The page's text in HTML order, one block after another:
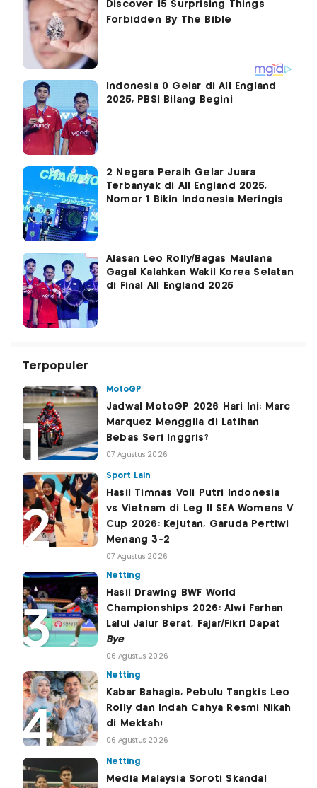
Indonesia 0 Gelar di All England
2025, PBSI Bilang Begini
2 Negara Peraih Gelar Juara
Terbanyak di All England 2025,
Nomor 1 Bikin Indonesia Meringis
Alasan Leo Rolly/Bagas Maulana
Gagal Kalahkan Wakil Korea Selatan
di Final All England 2025
Terpopuler
MotoGP
Jadwal MotoGP 2026 Hari Ini: Marc
Marquez Menggila di Latihan
Bebas Seri Inggris?
07 Agustus 2026
Sport Lain
Hasil Timnas Voli Putri Indonesia
vs Vietnam di Leg II SEA Womens V
Cup 2026: Kejutan, Garuda Pertiwi
Menang 3-2
07 Agustus 2026
Netting
Hasil Drawing BWF World
Championships 2026: Alwi Farhan
Lalui Jalur Berat, Fajar/Fikri Dapat
Bye
06 Agustus 2026
Netting
Kabar Bahagia, Pebulu Tangkis Leo
Rolly dan Indah Cahya Resmi Nikah
di Mekkah!
06 Agustus 2026
Netting
Media Malaysia Soroti Skandal